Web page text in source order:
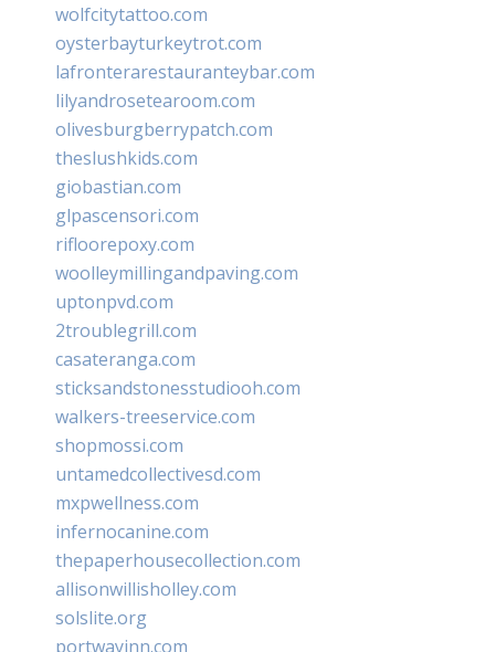
wolfcitytattoo.com
oysterbayturkeytrot.com
lafronterarestauranteybar.com
lilyandrosetearoom.com
olivesburgberrypatch.com
theslushkids.com
giobastian.com
glpascensori.com
rifloorepoxy.com
woolleymillingandpaving.com
uptonpvd.com
2troublegrill.com
casateranga.com
sticksandstonesstudiooh.com
walkers-treeservice.com
shopmossi.com
untamedcollectivesd.com
mxpwellness.com
infernocanine.com
thepaperhousecollection.com
allisonwillisholley.com
solslite.org
portwayinn.com